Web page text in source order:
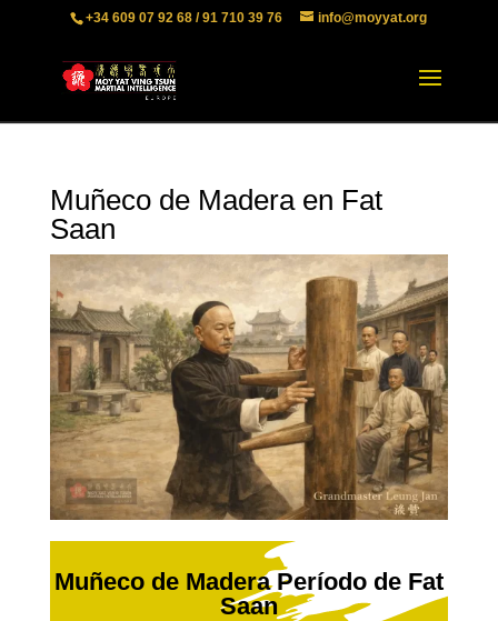
+34 609 07 92 68 / 91 710 39 76 info@moyyat.org
Muñeco de Madera en Fat
Saan
Muñeco de Madera Período de Fat
Saan